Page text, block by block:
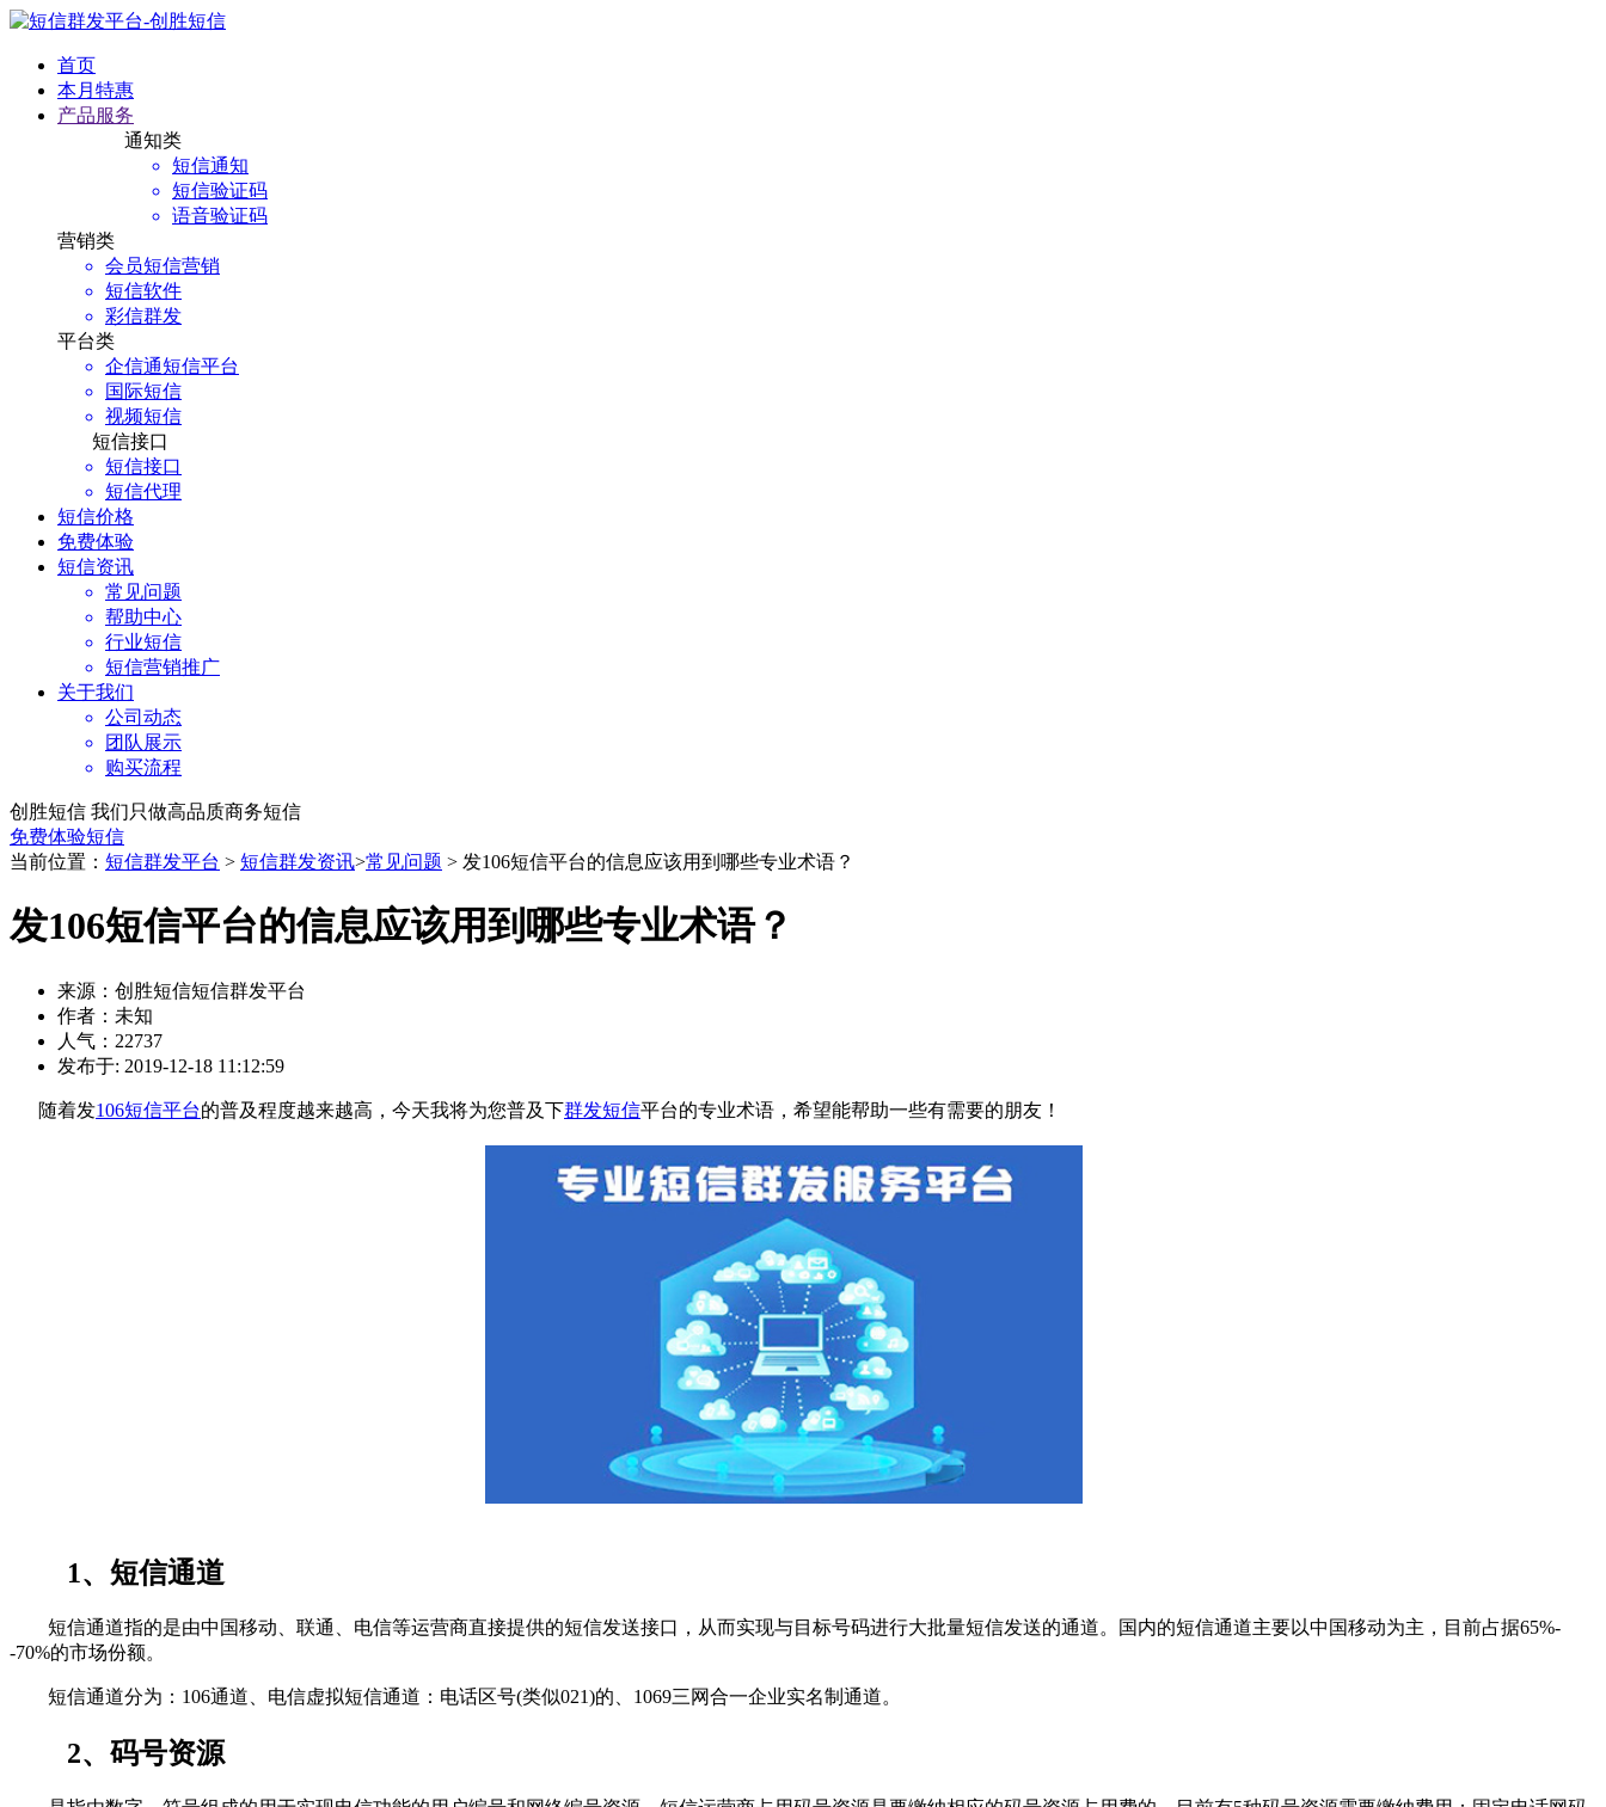
首页
本月特惠
产品服务
通知类
短信通知
短信验证码
语音验证码
营销类
会员短信营销
短信软件
彩信群发
平台类
企信通短信平台
国际短信
视频短信
短信接口
短信接口
短信代理
短信价格
免费体验
短信资讯
常见问题
帮助中心
行业短信
短信营销推广
关于我们
公司动态
团队展示
购买流程
创胜短信 我们只做高品质商务短信
免费体验短信
当前位置： 短信群发平台 > 短信群发资讯>常见问题 > 发106短信平台的信息应该用到哪些专业术语？
发106短信平台的信息应该用到哪些专业术语？
来源：创胜短信短信群发平台
作者：未知
人气：22737
发布于: 2019-12-18 11:12:59
随着发106短信平台的普及程度越来越高，今天我将为您普及下群发短信平台的专业术语，希望能帮助一些有需要的朋友！
1、短信通道
短信通道指的是由中国移动、联通、电信等运营商直接提供的短信发送接口，从而实现与目标号码进行大批量短信发送的通道。国内的短信通道主要以中国移动为主，目前占据65%-
-70%的市场份额。
短信通道分为：106通道、电信虚拟短信通道：电话区号(类似021)的、1069三网合一企业实名制通道。
2、码号资源